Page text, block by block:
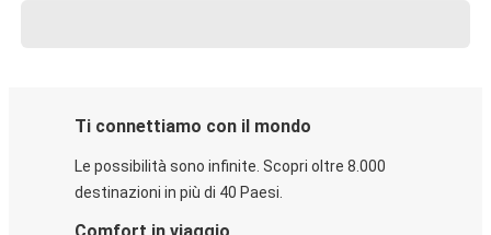
Ti connettiamo con il mondo
Le possibilità sono infinite. Scopri oltre 8.000
destinazioni in più di 40 Paesi.